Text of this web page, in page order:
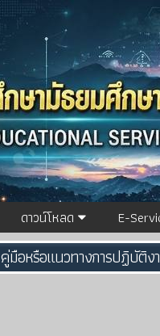
ดาวน์โหลด E-
คู่มือหรือแนวทางการปฏิบัติง